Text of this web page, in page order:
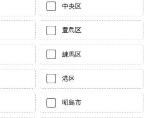
中央区
豊島区
練馬区
港区
昭島市